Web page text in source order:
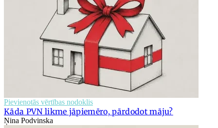
Pievienotās vērtības nodoklis
Kāda PVN likme jāpiemēro, pārdodot māju?
Ņina Podvinska